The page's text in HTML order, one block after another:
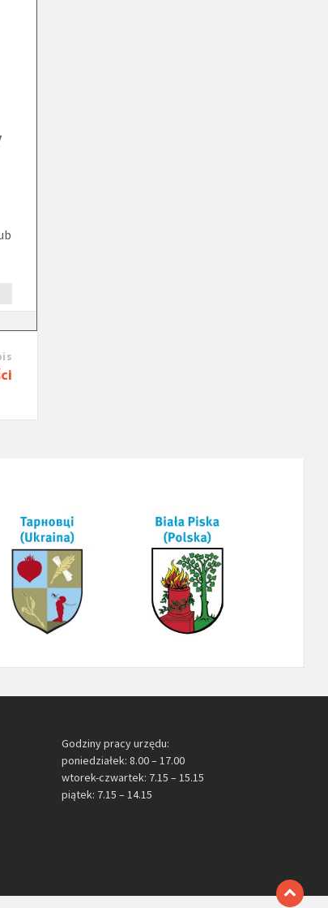
Godziny pracy urzędu:
poniedziałek: 8.00 – 17.00
wtorek-czwartek: 7.15 – 15.15
piątek: 7.15 – 14.15